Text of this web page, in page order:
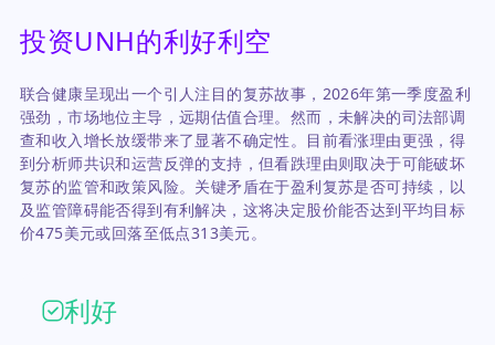
投资UNH的利好利空
联合健康呈现出一个引人注目的复苏故事，2026年第一季度盈利
强劲，市场地位主导，远期估值合理。然而，未解决的司法部调
查和收入增长放缓带来了显著不确定性。目前看涨理由更强，得
到分析师共识和运营反弹的支持，但看跌理由则取决于可能破坏
复苏的监管和政策风险。关键矛盾在于盈利复苏是否可持续，以
及监管障碍能否得到有利解决，这将决定股价能否达到平均目标
价475美元或回落至低点313美元。
利好